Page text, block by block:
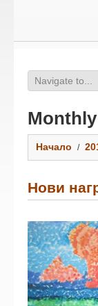
Начало
Нови